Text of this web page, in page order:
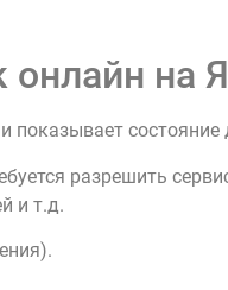
на
показывает
разрешить
и т.д.